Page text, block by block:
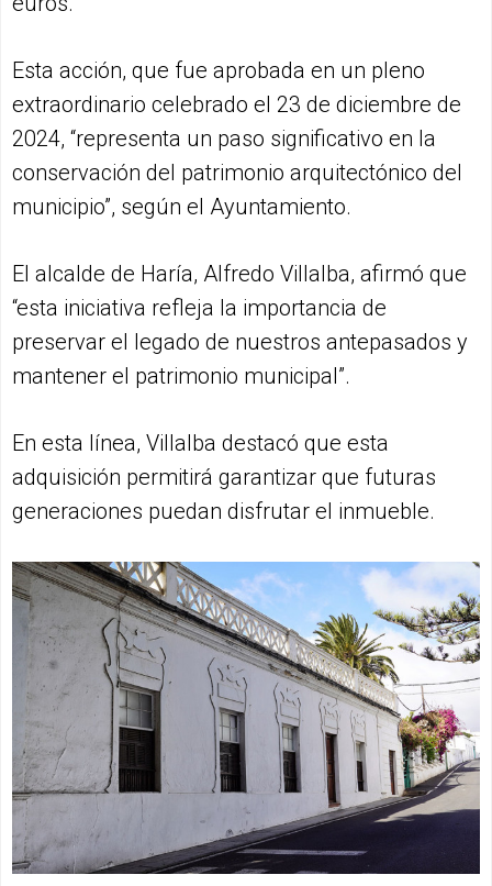
Esta acción, que fue aprobada en un pleno
extraordinario celebrado el 23 de diciembre de
2024, “representa un paso significativo en la
conservación del patrimonio arquitectónico del
municipio”, según el Ayuntamiento.
El alcalde de Haría, Alfredo Villalba, afirmó que
“esta iniciativa refleja la importancia de
preservar el legado de nuestros antepasados y
mantener el patrimonio municipal”.
En esta línea, Villalba destacó que esta
adquisición permitirá garantizar que futuras
generaciones puedan disfrutar el inmueble.